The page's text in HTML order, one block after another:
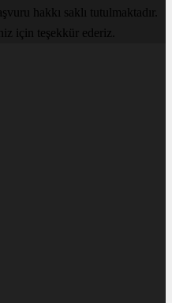
hakkı saklı tutulmaktadır.
için teşekkür ederiz.